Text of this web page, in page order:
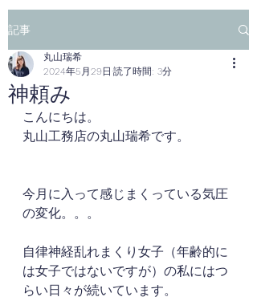
記事
神頼み
丸山瑞希
2024年5月29日 読了時間: 3分
こんにちは。
丸山工務店の丸山瑞希です。
今月に入って感じまくっている気圧
の変化。。。
自律神経乱れまくり女子（年齢的に
は女子ではないですが）の私にはつ
らい日々が続いています。